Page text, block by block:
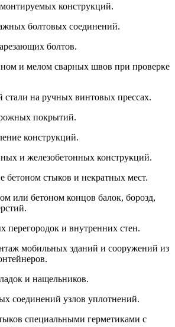
конструкций.
болтовых соединений.
болтов.
и мелом сварных швов при проверке
стали на ручных винтовых прессах.
покрытий.
конструкций.
и железобетонных конструкций.
бетоном стыков и некратных мест.
или бетоном концов балок, борозд,
перегородок и внутренних стен.
мобильных зданий и сооружений из
и нащельников.
соединений узлов уплотнений.
специальными герметиками с